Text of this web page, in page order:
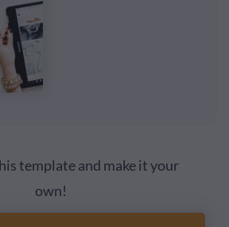
template and make it your
own!